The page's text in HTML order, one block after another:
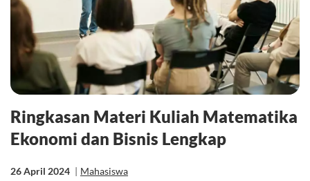
Ringkasan Materi Kuliah Matematika
Ekonomi dan Bisnis Lengkap
26 April 2024 | Mahasiswa